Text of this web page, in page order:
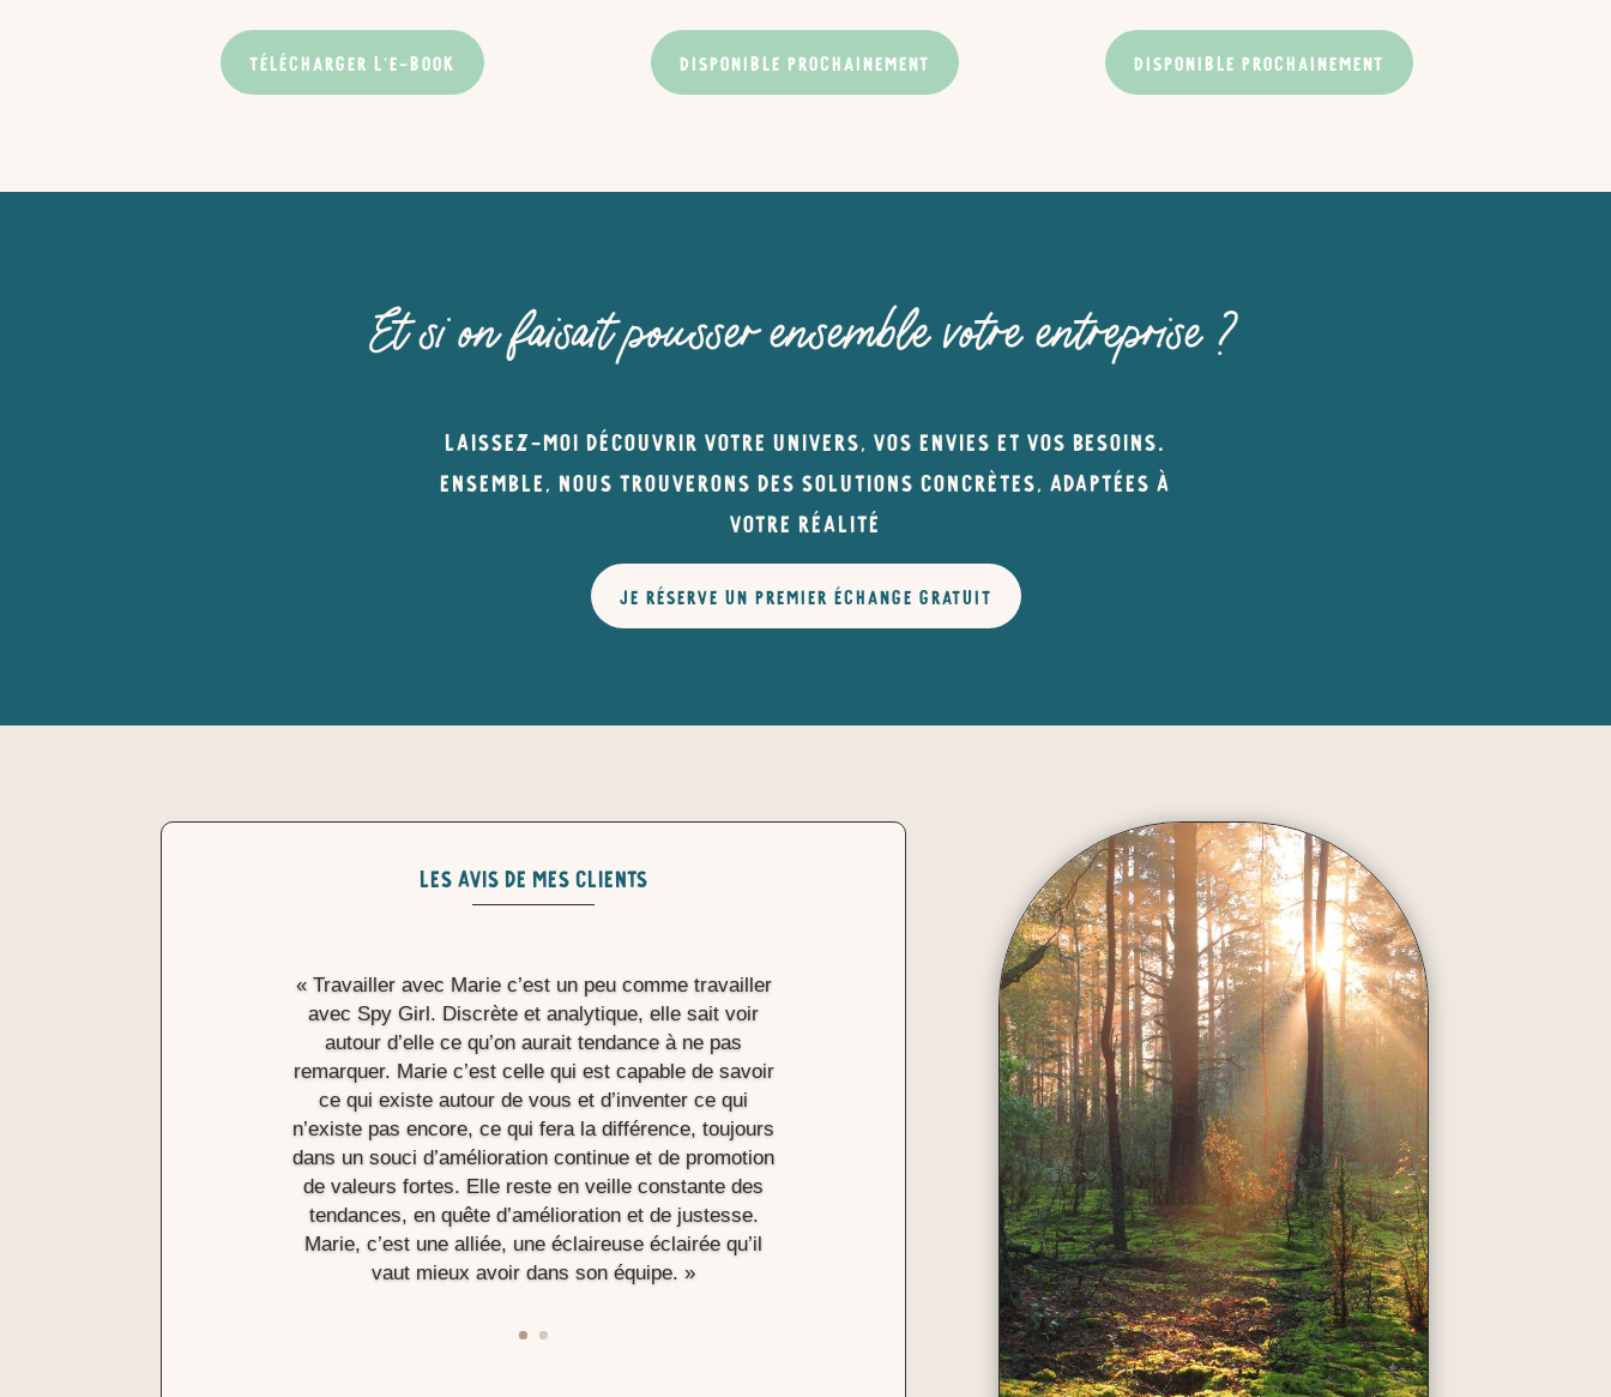
TÉLÉCHARGER L'E-BOOK DISPONIBLE PROCHAINEMENT DISPONIBLE PROCHAINEMENT
Et si on faisait pousser ensemble votre entreprise ?
LAISSEZ-MOI DÉCOUVRIR VOTRE UNIVERS, VOS ENVIES ET VOS BESOINS.
ENSEMBLE, NOUS TROUVERONS DES SOLUTIONS CONCRÈTES, ADAPTÉES À
VOTRE RÉALITÉ
JE RÉSERVE UN PREMIER ÉCHANGE GRATUIT
les avis de mes clients
« Travailler avec Marie c’est un peu comme travailler
avec Spy Girl. Discrète et analytique, elle sait voir
autour d’elle ce qu’on aurait tendance à ne pas
remarquer. Marie c’est celle qui est capable de savoir
ce qui existe autour de vous et d’inventer ce qui
n’existe pas encore, ce qui fera la différence, toujours
dans un souci d’amélioration continue et de promotion
de valeurs fortes. Elle reste en veille constante des
tendances, en quête d’amélioration et de justesse.
Marie, c’est une alliée, une éclaireuse éclairée qu’il
vaut mieux avoir dans son équipe. »